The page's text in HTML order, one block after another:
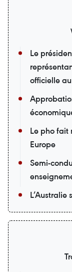
Le
officielle
Le pho fait
Europe
Semi-